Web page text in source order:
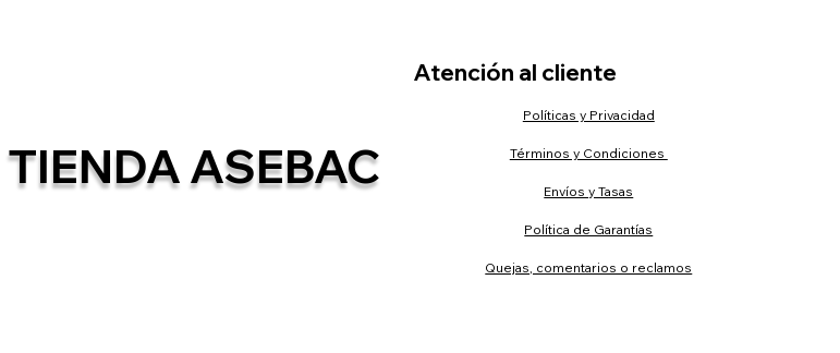
TIENDA ASEBAC
Atención al cliente
Políticas y Privacidad
Términos y Condiciones
Envíos y Tasas
Política de Garantías
Quejas, comentarios o reclamos